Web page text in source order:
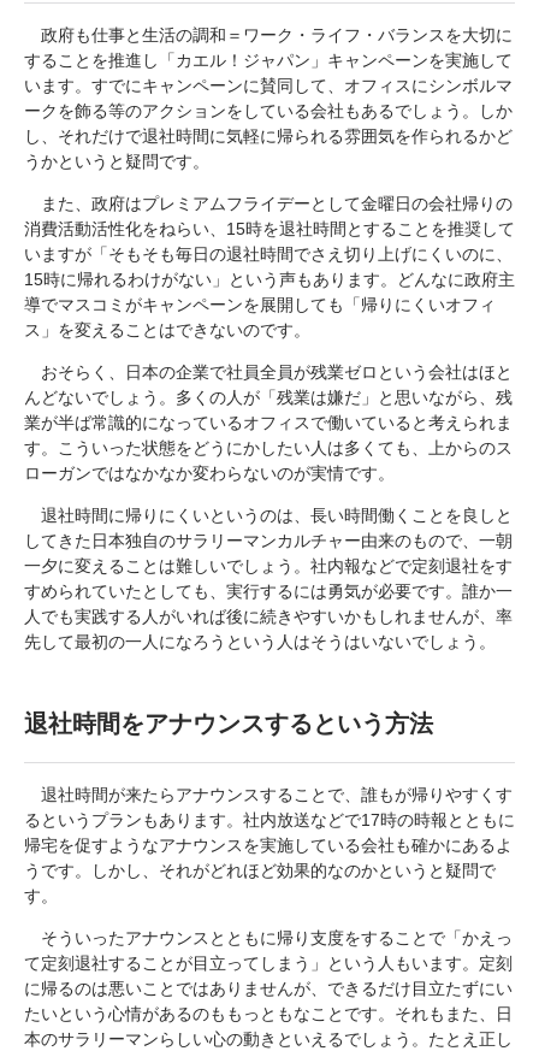
政府も仕事と生活の調和＝ワーク・ライフ・バランスを大切に
することを推進し「カエル！ジャパン」キャンペーンを実施して
います。すでにキャンペーンに賛同して、オフィスにシンボルマ
ークを飾る等のアクションをしている会社もあるでしょう。しか
し、それだけで退社時間に気軽に帰られる雰囲気を作られるかど
うかというと疑問です。
また、政府はプレミアムフライデーとして金曜日の会社帰りの
消費活動活性化をねらい、15時を退社時間とすることを推奨して
いますが「そもそも毎日の退社時間でさえ切り上げにくいのに、
15時に帰れるわけがない」という声もあります。どんなに政府主
導でマスコミがキャンペーンを展開しても「帰りにくいオフィ
ス」を変えることはできないのです。
おそらく、日本の企業で社員全員が残業ゼロという会社はほと
んどないでしょう。多くの人が「残業は嫌だ」と思いながら、残
業が半ば常識的になっているオフィスで働いていると考えられま
す。こういった状態をどうにかしたい人は多くても、上からのス
ローガンではなかなか変わらないのが実情です。
退社時間に帰りにくいというのは、長い時間働くことを良しと
してきた日本独自のサラリーマンカルチャー由来のもので、一朝
一夕に変えることは難しいでしょう。社内報などで定刻退社をす
すめられていたとしても、実行するには勇気が必要です。誰か一
人でも実践する人がいれば後に続きやすいかもしれませんが、率
先して最初の一人になろうという人はそうはいないでしょう。
退社時間をアナウンスするという方法
退社時間が来たらアナウンスすることで、誰もが帰りやすくす
るというプランもあります。社内放送などで17時の時報とともに
帰宅を促すようなアナウンスを実施している会社も確かにあるよ
うです。しかし、それがどれほど効果的なのかというと疑問で
す。
そういったアナウンスとともに帰り支度をすることで「かえっ
て定刻退社することが目立ってしまう」という人もいます。定刻
に帰るのは悪いことではありませんが、できるだけ目立たずにい
たいという心情があるのももっともなことです。それもまた、日
本のサラリーマンらしい心の動きといえるでしょう。たとえ正し